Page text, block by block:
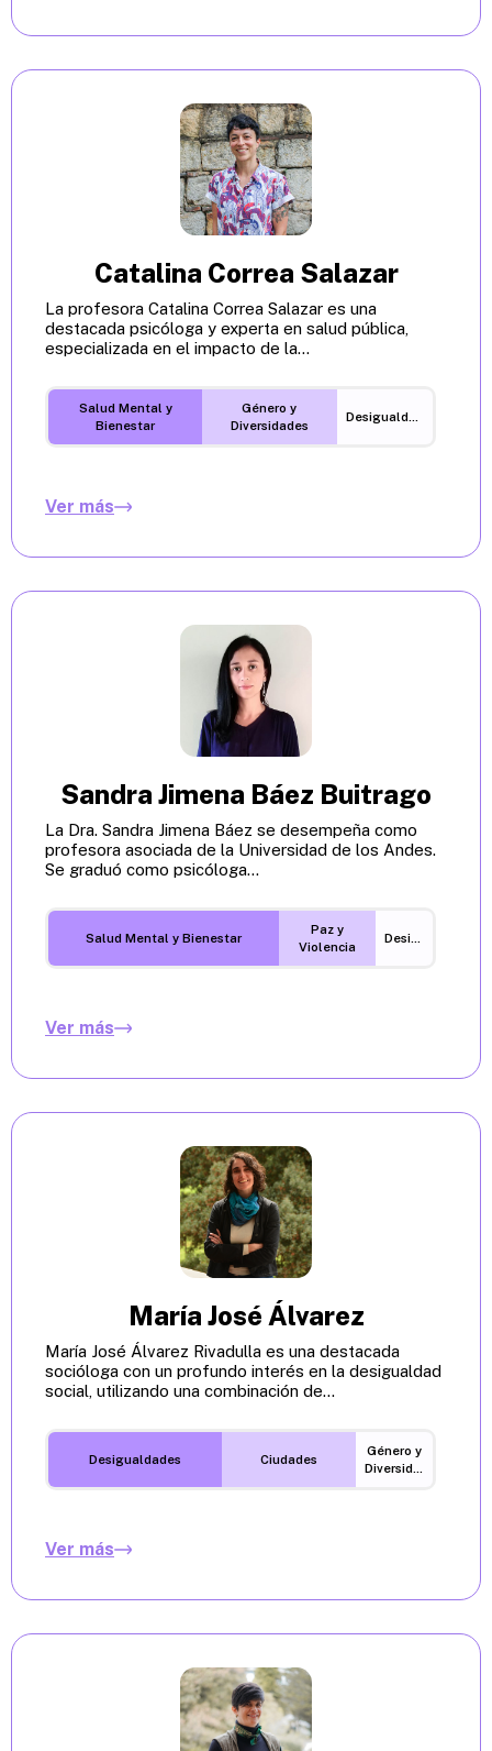
Catalina Correa Salazar
La profesora Catalina Correa Salazar es una
destacada psicóloga y experta en salud pública,
especializada en el impacto de la...
Salud Mental y
Bienestar
Género y
Diversidades
Desigualdades
Ver más
Sandra Jimena Báez Buitrago
La Dra. Sandra Jimena Báez se desempeña como
profesora asociada de la Universidad de los Andes.
Se graduó como psicóloga...
Salud Mental y Bienestar
Paz y
Violencia
Desigualdades
Ver más
María José Álvarez
María José Álvarez Rivadulla es una destacada
socióloga con un profundo interés en la desigualdad
social, utilizando una combinación de...
Desigualdades Ciudades
Género y
Diversidades
Ver más